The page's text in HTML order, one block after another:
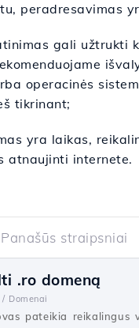
peradresavimas
gali užtrukti
operacinės
tikrinant;
yra laikas,
atnaujinti internete.
Panašūs straipsniai
.ro domeną
/ Domenai
pateikia reikalingus